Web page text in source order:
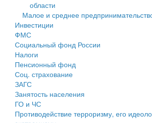
Социальная защита
Фотоальбом
Муниципальные услуги
Проекты административных регламентов
Антимонопольный комплаенс
Противодействие коррупции
Информационная поддержка субъектов
среднего предпринимательства
Муниципальные программы
Контрольно-счетная палата
Персональные данные
Оценка регулирующего воздействия
Деятельность МУ
области
Малое и среднее
Инвестиции
ФМС
Социальный фонд России
Налоги
Пенсионный фонд
Соц. страхование
ЗАГС
Занятость населения
ГО и ЧС
Противодействие терроризму, его